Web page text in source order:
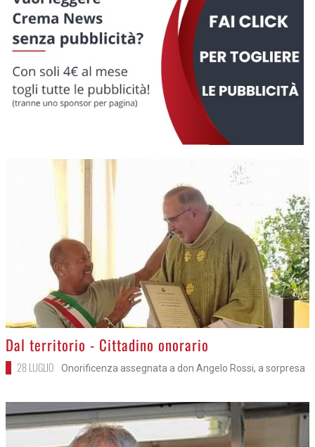
>
Dal territorio - Cittadino onorario
28 LUGLIO Onorificenza assegnata a don Angelo Rossi, a sorpresa